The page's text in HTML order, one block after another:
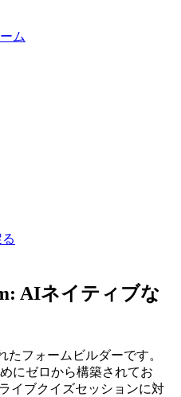
ム
AIネイティブな
たフォームビルダーです。
にゼロから構築されてお
イブクイズセッションに対